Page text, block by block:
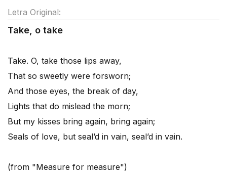
Letra Original:
Take, o take
Take. O, take those lips away,
That so sweetly were forsworn;
And those eyes, the break of day,
Lights that do mislead the morn;
But my kisses bring again, bring again;
Seals of love, but seal’d in vain, seal’d in vain.
(from "Measure for measure")